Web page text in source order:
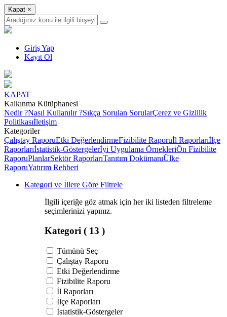
Kapat ×
Giriş Yap
Kayıt Ol
KAPAT
Kalkınma Kütüphanesi
Nedir ?Nasıl Kullanılır ?Sıkça Sorulan SorularÇerez ve Gizlilik
Politikasıİletişim
Kategoriler
Çalıştay RaporuEtki DeğerlendirmeFizibilite Raporuİl Raporlarıİlçe
Raporlarıİstatistik-Göstergelerİyi Uygulama ÖrnekleriÖn Fizibilite
RaporuPlanlarSektör RaporlarıTanıtım DokümanıÜlke
RaporuYatırım Rehberi
Kategori ve İllere Göre Filtrele
İlgili içeriğe göz atmak için her iki listeden filtreleme
seçimlerinizi yapınız.
Kategori ( 13 )
Tümünü Seç
Çalıştay Raporu
Etki Değerlendirme
Fizibilite Raporu
İl Raporları
İlçe Raporları
İstatistik-Göstergeler